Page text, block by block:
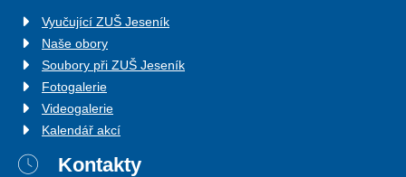
Vyučující ZUŠ Jeseník
Naše obory
Soubory při ZUŠ Jeseník
Fotogalerie
Videogalerie
Kalendář akcí
Kontakty